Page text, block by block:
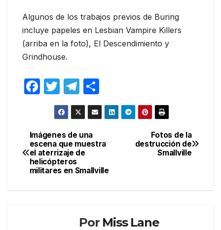
Algunos de los trabajos previos de Buring
incluye papeles en Lesbian Vampire Killers
(arriba en la foto), El Descendimiento y
Grindhouse.
F
e
b
o
T
w
itt
er
T
el
e
gr
a
m
o
m
ar
tir
Navegación
de
Fotos de la
destrucción de
Smallville
Imágenes de una
escena que muestra
el aterrizaje de
helicópteros
militares en Smallville
Por Miss Lane